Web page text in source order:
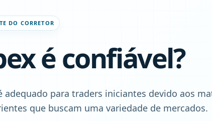
DO CORRETOR
é confiável?
adequado para traders iniciantes devido aos
que buscam uma variedade de mercados.